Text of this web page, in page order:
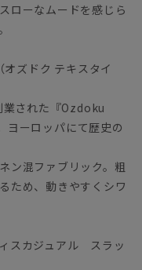
ローなムードを感じら
ズドク テキスタイ
された『Ozdoku
ーロッパにて歴史の
ン混ファブリック。粗
ため、動きやすくシワ
スカジュアル スラッ